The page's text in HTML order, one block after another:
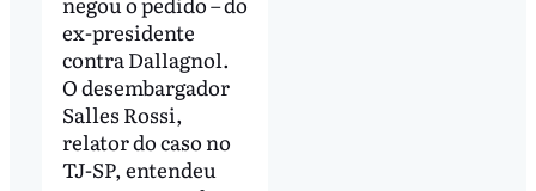
ex-presidente
contra Dallagnol.
O desembargador
Salles Rossi,
relator do caso no
TJ-SP, entendeu